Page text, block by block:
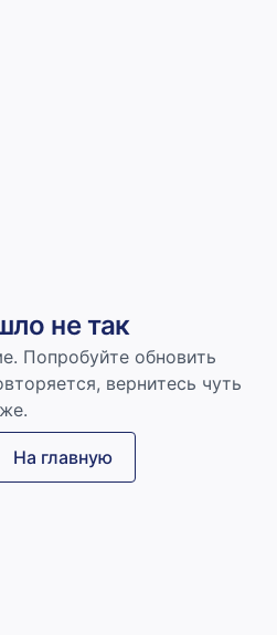
не так
Попробуйте обновить
вернитесь чуть
На главную